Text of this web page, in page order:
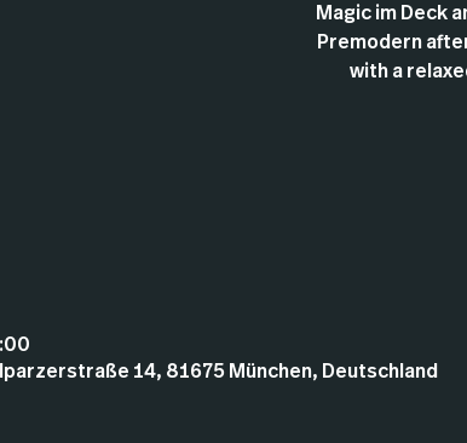
Magic im Deck
Premodern
with a
14, 81675 München, Deutschland